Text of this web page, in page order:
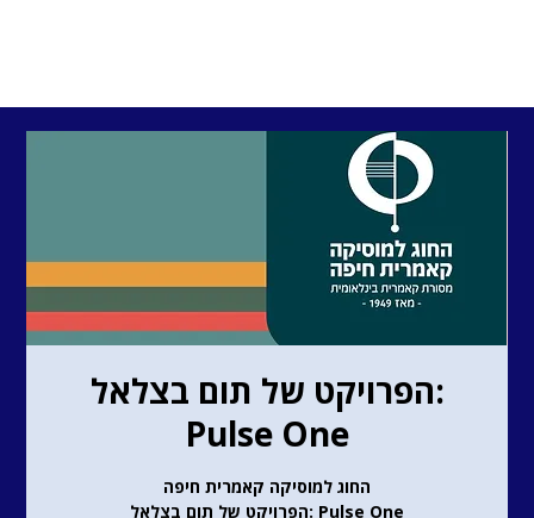
הפרויקט של תום בצלאל:
Pulse One
החוג למוסיקה קאמרית חיפה